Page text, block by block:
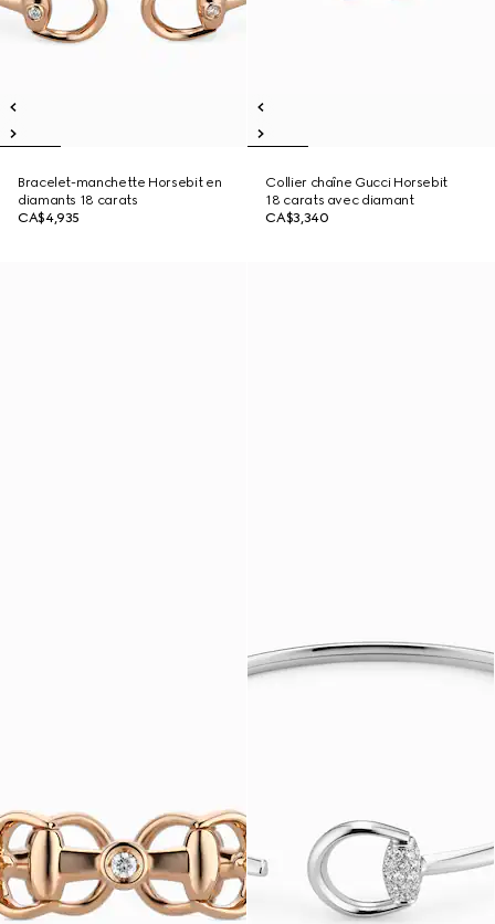
Bracelet-manchette Horsebit en
diamants 18 carats
CA$4,935
Collier chaîne Gucci Horsebit
18 carats avec diamant
CA$3,340